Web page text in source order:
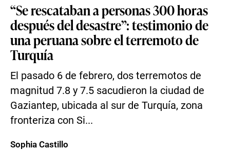
“Se rescataban a personas 300 horas
después del desastre”: testimonio de
una peruana sobre el terremoto de
Turquía
El pasado 6 de febrero, dos terremotos de
magnitud 7.8 y 7.5 sacudieron la ciudad de
Gaziantep, ubicada al sur de Turquía, zona
fronteriza con Si...
Sophia Castillo